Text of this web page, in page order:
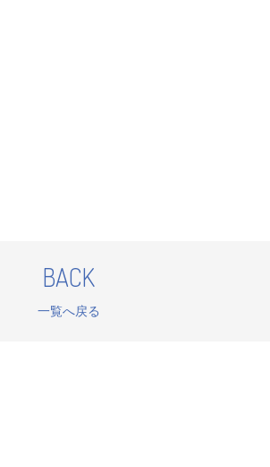
BACK
一覧へ戻る